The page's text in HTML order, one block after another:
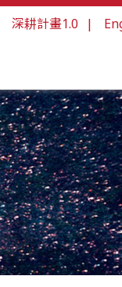
深耕計畫1.0 |